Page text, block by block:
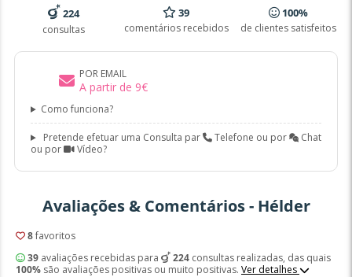
224
consultas
39
comentários recebidos
100%
de clientes satisfeitos
POR EMAIL
A partir de 9€
Como funciona?
Pretende efetuar uma Consulta par Telefone ou por
Chat
ou por
Vídeo?
Avaliações & Comentários - Hélder
8favoritos
39avaliações recebidas para 224consultas realizadas, das quais
100%são avaliações positivas ou muito positivas. Ver detalhes